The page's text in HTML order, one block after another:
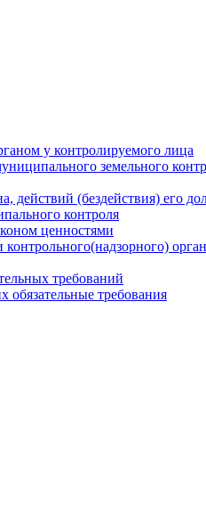
у контролируемого лица
земельного
действий (бездействия) его
контроля
ценностями
требований
требования